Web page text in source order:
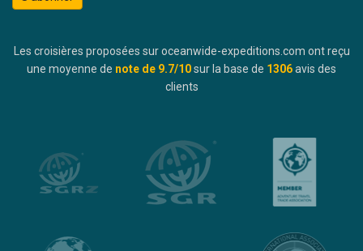
Les croisières proposées sur oceanwide-expeditions.com ont reçu
une moyenne de note de 9.7/10sur la base de 1306avis des
clients